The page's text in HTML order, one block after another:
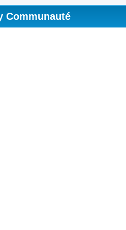
Communauté